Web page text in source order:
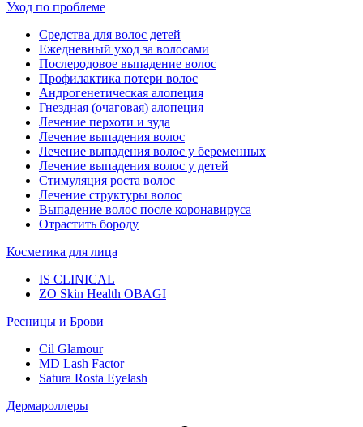
Уход по проблеме
Средства для волос детей
Ежедневный уход за волосами
Послеродовое выпадение волос
Профилактика потери волос
Андрогенетическая алопеция
Гнездная (очаговая) алопеция
Лечение перхоти и зуда
Лечение выпадения волос
Лечение выпадения волос у беременных
Лечение выпадения волос у детей
Стимуляция роста волос
Лечение структуры волос
Выпадение волос после коронавируса
Отрастить бороду
Косметика для лица
IS CLINICAL
ZO Skin Health OBAGI
Ресницы и Брови
Cil Glamour
MD Lash Factor
Satura Rosta Eyelash
Дермароллеры